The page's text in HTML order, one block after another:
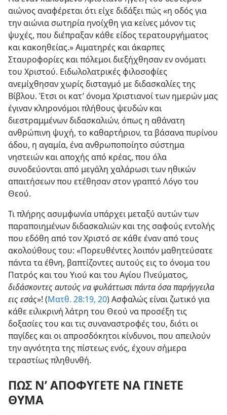
αιώνος αναφέρεται ότι είχε διδάξει πώς «η οδός για
την αιώνια σωτηρία ηνοίχθη για κείνες μόνον τις
ψυχές, που διέπραξαν κάθε είδος τερατουργήματος
και κακοηθείας.» Αιματηρές και άκαρπες
Σταυροφορίες και πόλεμοι διεξήχθησαν εν ονόματι
του Χριστού. Ειδωλολατρικές φιλοσοφίες
ανεμίχθησαν χωρίς δισταγμό με διδασκαλίες της
Βίβλου. Έτσι οι κατ’ όνομα Χριστιανοί των ημερών μας
έγιναν κληρονόμοι πλήθους ψευδών και
διεστραμμένων διδασκαλιών, όπως η αθάνατη
ανθρώπινη ψυχή, το καθαρτήριον, τα βάσανα πυρίνου
άδου, η αγαμία, ένα ανθρωποποίητο σύστημα
νηστειών και αποχής από κρέας, που όλα
συνοδεύονται από μεγάλη χαλάρωσι των ηθικών
απαιτήσεων που ετέθησαν στον γραπτό Λόγο του
Θεού.
Τι πλήρης ασυμφωνία υπάρχει μεταξύ αυτών των
παραποιημένων διδασκαλιών και της σαφούς εντολής
που εδόθη από τον Χριστό σε κάθε έναν από τους
ακολούθους του: «Πορευθέντες λοιπόν μαθητεύσατε
πάντα τα έθνη, βαπτίζοντες αυτούς εις το όνομα του
Πατρός και του Υιού και του Αγίου Πνεύματος,
διδάσκοντες αυτούς να φυλάττωσι πάντα όσα παρήγγειλα
εις εσάς»! (Ματθ. 28:19, 20) Ασφαλώς είναι ζωτικό για
κάθε ειλικρινή λάτρη του Θεού να προσέξη τις
δοξασίες του και τις συναναστροφές του, διότι οι
παγίδες και οι απροσδόκητοι κίνδυνοι, που απειλούν
την αγνότητα της πίστεως ενός, έχουν σήμερα
τεραστίως πληθυνθή.
ΠΩΣ Ν’ ΑΠΟΦΥΓΕΤΕ ΝΑ ΓΙΝΕΤΕ
ΘΥΜΑ